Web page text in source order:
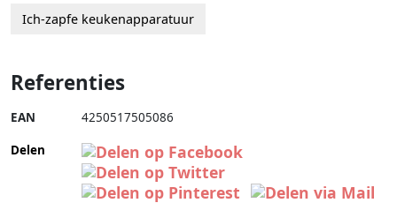
Ich-zapfe keukenapparatuur
Referenties
EAN 4250517505086
Delen